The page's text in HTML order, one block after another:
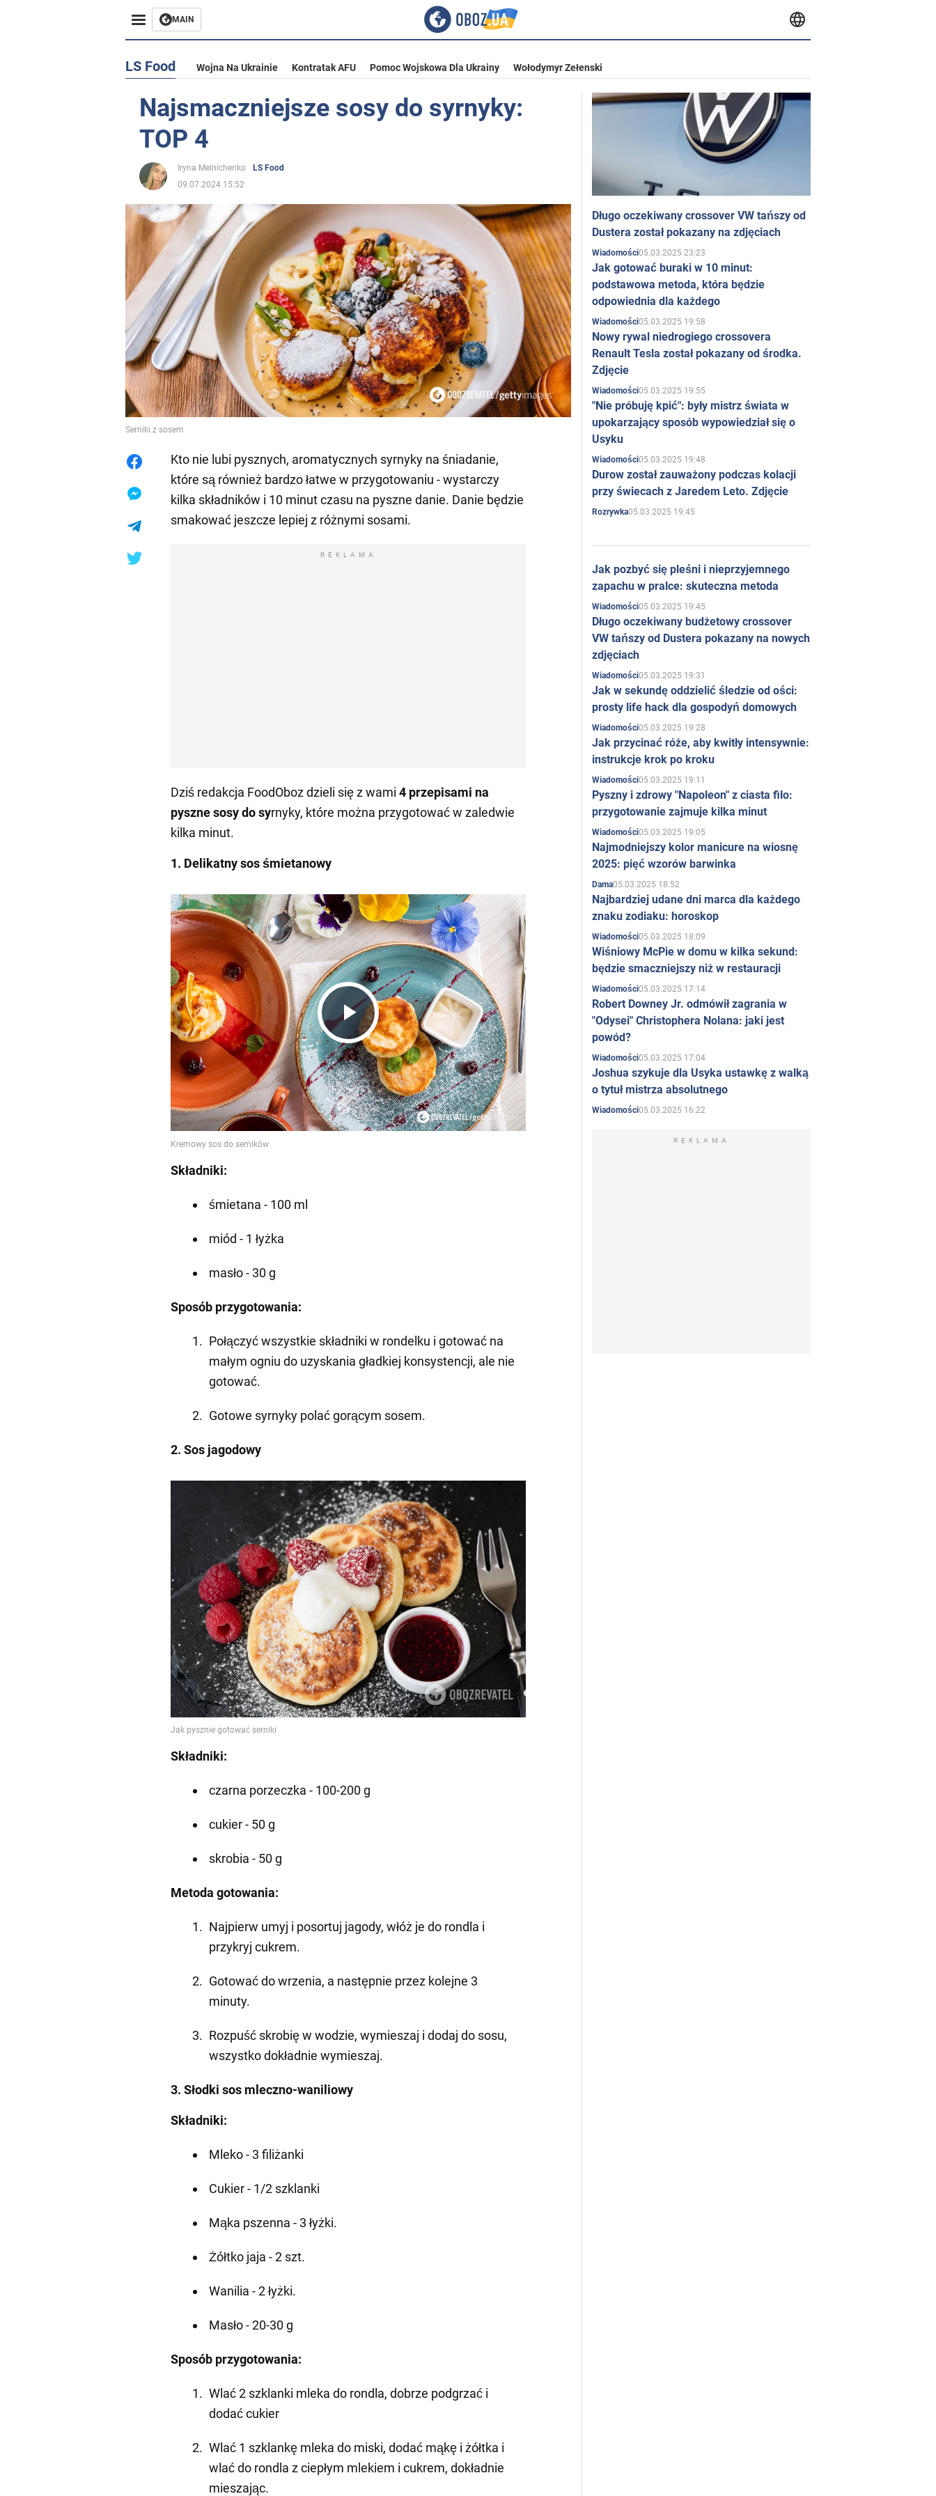
MAIN
LS Food Wojna Na Ukrainie Kontratak AFU Pomoc Wojskowa Dla Ukrainy Wołodymyr Zełenski
Najsmaczniejsze sosy do syrnyky:
TOP 4
Iryna Melnichenko
LS Food
09.07.2024 15:52
Serniki z sosem
Kto nie lubi pysznych, aromatycznych syrnyky na śniadanie,
które są również bardzo łatwe w przygotowaniu - wystarczy
kilka składników i 10 minut czasu na pyszne danie. Danie będzie
smakować jeszcze lepiej z różnymi sosami.
REKLAMA
Dziś redakcja FoodOboz dzieli się z wami 4 przepisami na
pyszne sosy do syrnyky, które można przygotować w zaledwie
kilka minut.
1. Delikatny sos śmietanowy
Play
Video
Składniki:
śmietana - 100 ml
miód - 1 łyżka
masło - 30 g
Sposób przygotowania:
Połączyć wszystkie składniki w rondelku i gotować na
małym ogniu do uzyskania gładkiej konsystencji, ale nie
gotować.
Gotowe syrnyky polać gorącym sosem.
2. Sos jagodowy
Składniki:
czarna porzeczka - 100-200 g
cukier - 50 g
skrobia - 50 g
Metoda gotowania:
Najpierw umyj i posortuj jagody, włóż je do rondla i
przykryj cukrem.
Gotować do wrzenia, a następnie przez kolejne 3
minuty.
Rozpuść skrobię w wodzie, wymieszaj i dodaj do sosu,
wszystko dokładnie wymieszaj.
3. Słodki sos mleczno-waniliowy
Składniki:
Mleko - 3 filiżanki
Cukier - 1/2 szklanki
Mąka pszenna - 3 łyżki.
Żółtko jaja - 2 szt.
Wanilia - 2 łyżki.
Masło - 20-30 g
Sposób przygotowania:
Wlać 2 szklanki mleka do rondla, dobrze podgrzać i
dodać cukier
Wlać 1 szklankę mleka do miski, dodać mąkę i żółtka i
wlać do rondla z ciepłym mlekiem i cukrem, dokładnie
mieszając.
Długo oczekiwany crossover VW tańszy od
Dustera został pokazany na zdjęciach
Wiadomości05.03.2025 23:23
Jak gotować buraki w 10 minut:
podstawowa metoda, która będzie
odpowiednia dla każdego
Wiadomości05.03.2025 19:58
Nowy rywal niedrogiego crossovera
Renault Tesla został pokazany od środka.
Zdjęcie
Wiadomości05.03.2025 19:55
"Nie próbuję kpić": były mistrz świata w
upokarzający sposób wypowiedział się o
Usyku
Wiadomości05.03.2025 19:48
Durow został zauważony podczas kolacji
przy świecach z Jaredem Leto. Zdjęcie
Rozrywka05.03.2025 19:45
Jak pozbyć się pleśni i nieprzyjemnego
zapachu w pralce: skuteczna metoda
Wiadomości05.03.2025 19:45
Długo oczekiwany budżetowy crossover
VW tańszy od Dustera pokazany na nowych
zdjęciach
Wiadomości05.03.2025 19:31
Jak w sekundę oddzielić śledzie od ości:
prosty life hack dla gospodyń domowych
Wiadomości05.03.2025 19:28
Jak przycinać róże, aby kwitły intensywnie:
instrukcje krok po kroku
Wiadomości05.03.2025 19:11
Pyszny i zdrowy "Napoleon" z ciasta filo:
przygotowanie zajmuje kilka minut
Wiadomości05.03.2025 19:05
Najmodniejszy kolor manicure na wiosnę
2025: pięć wzorów barwinka
Dama05.03.2025 18:52
Najbardziej udane dni marca dla każdego
znaku zodiaku: horoskop
Wiadomości05.03.2025 18:09
Wiśniowy McPie w domu w kilka sekund:
będzie smaczniejszy niż w restauracji
Wiadomości05.03.2025 17:14
Robert Downey Jr. odmówił zagrania w
"Odysei" Christophera Nolana: jaki jest
powód?
Wiadomości05.03.2025 17:04
Joshua szykuje dla Usyka ustawkę z walką
o tytuł mistrza absolutnego
Wiadomości05.03.2025 16:22
REKLAMA